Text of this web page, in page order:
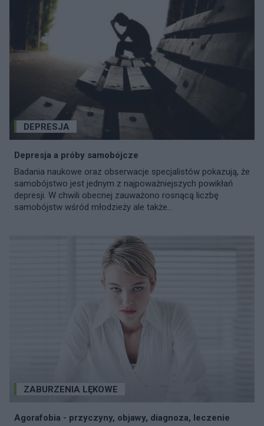
DEPRESJA
Depresja a próby samobójcze
Badania naukowe oraz obserwacje specjalistów pokazują, że
samobójstwo jest jednym z najpoważniejszych powikłań
depresji. W chwili obecnej zauważono rosnącą liczbę
samobójstw wśród młodzieży ale także...
ZABURZENIA LĘKOWE
Agorafobia - przyczyny, objawy, diagnoza, leczenie